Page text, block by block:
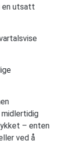
en utsatt
midlertidig
– enten
ved å